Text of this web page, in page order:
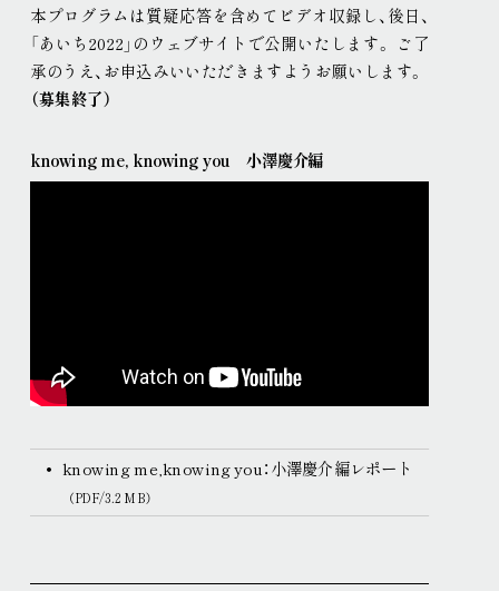
本プログラムは質疑応答を含めてビデオ収録し、後日、
「あいち2022」のウェブサイトで公開いたします。
ご了
承のうえ、お申込みいいただきますようお願いします。
（募集終了）
knowing me, knowing you 小澤慶介編
knowing me,knowing you：小澤慶介編レポート
（PDF/3.2 MB）